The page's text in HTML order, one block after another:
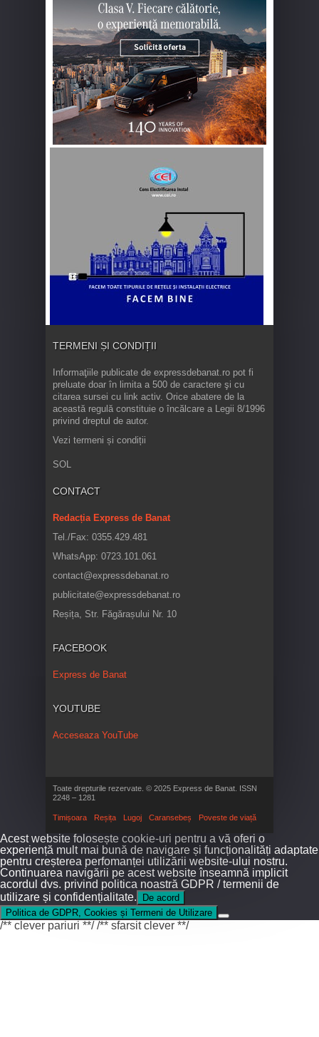
TERMENI ȘI CONDIȚII
Informaţiile publicate de expressdebanat.ro pot fi
preluate doar în limita a 500 de caractere şi cu
citarea sursei cu link activ. Orice abatere de la
această regulă constituie o încălcare a Legii 8/1996
privind dreptul de autor.
Vezi termeni și condiții
SOL
CONTACT
Redacția Express de Banat
Tel./Fax: 0355.429.481
WhatsApp: 0723.101.061
contact@expressdebanat.ro
publicitate@expressdebanat.ro
Reșița, Str. Făgărașului Nr. 10
FACEBOOK
Express de Banat
YOUTUBE
Acceseaza YouTube
Toate drepturile rezervate. © 2025 Express de Banat. ISSN
2248 – 1281
Timișoara Reșița Lugoj Caransebeș Poveste de viață
Acest website folosește cookie-uri pentru a vă oferi o
experiență mult mai bună de navigare și funcționalități adaptate
pentru creșterea perfomanței utilizării website-ului nostru.
Continuarea navigării pe acest website înseamnă implicit
acordul dvs. privind politica noastră GDPR / termenii de
utilizare și confidențialitate.
De acord
Politica de GDPR, Cookies și Termeni de Utilizare
/** clever pariuri **//** sfarsit clever **/